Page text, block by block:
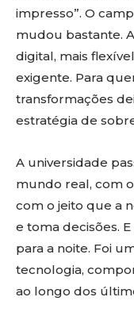
impresso”. O
mudou bastante.
digital, mais
exigente. Para
transformações
estratégia de
A universidade
mundo real, com
com o jeito que a
e toma decisões.
para a noite. Foi
tecnologia,
ao longo dos